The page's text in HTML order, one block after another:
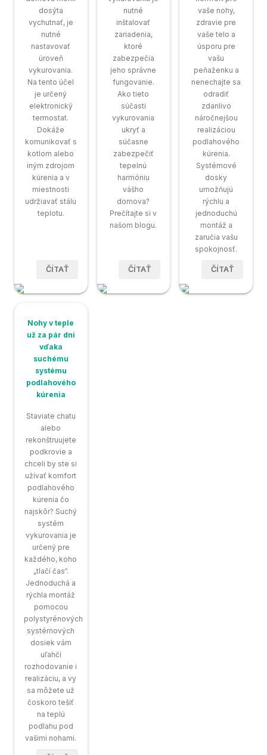
dosýta
vychutnať, je
nutné
nastavovať
úroveň
vykurovania.
Na tento účel
je určený
elektronický
termostat.
Dokáže
komunikovať s
kotlom alebo
iným zdrojom
kúrenia a v
miestnosti
udržiavať stálu
teplotu.
ČÍTAŤ
nutné
inštalovať
zariadenia,
ktoré
zabezpečia
jeho správne
fungovanie.
Ako tieto
súčasti
vykurovania
ukryť a
súčasne
zabezpečiť
tepelnú
harmóniu
vášho
domova?
Prečítajte si v
našom blogu.
ČÍTAŤ
vaše nohy,
zdravie pre
vaše telo a
úsporu pre
vašu
peňaženku a
nenechajte sa
odradiť
zdanlivo
náročnejšou
realizáciou
podlahového
kúrenia.
Systémové
dosky
umožňujú
rýchlu a
jednoduchú
montáž a
zaručia vašu
spokojnosť.
ČÍTAŤ
Nohy v teple
už za pár dni
vďaka
suchému
systému
podlahového
kúrenia
Staviate chatu
alebo
rekonštruujete
podkrovie a
chceli by ste si
užívať komfort
podlahového
kúrenia čo
najskôr? Suchý
systém
vykurovania je
určený pre
každého, koho
„tlačí čas“.
Jednoduchá a
rýchla montáž
pomocou
polystyrénových
systémových
dosiek vám
uľahčí
rozhodovanie i
realizáciu, a vy
sa môžete už
čoskoro tešiť
na teplú
podlahu pod
vašimi nohami.